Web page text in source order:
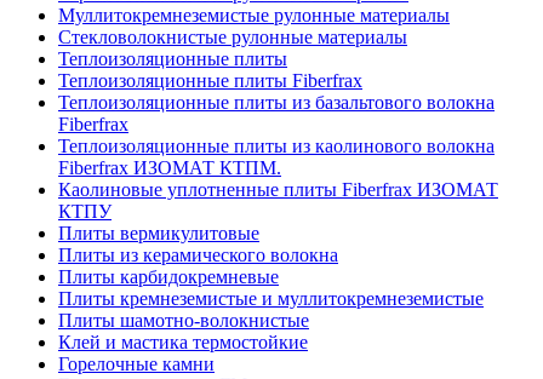
Муллитокремнеземистые рулонные материалы
Стекловолокнистые рулонные материалы
Тепло­изоляционные плиты
Теплоизоляционные плиты Fiberfrax
Теплоизоляционные плиты из базальтового волокна
Fiberfrax
Теплоизоляционные плиты из каолинового волокна
Fiberfrax ИЗОМАТ КТПМ.
Каолиновые уплотненные плиты Fiberfrax ИЗОМАТ
КТПУ
Плиты вермикулитовые
Плиты из керамического волокна
Плиты карбидокремневые
Плиты кремнеземистые и муллитокремнеземистые
Плиты шамотно-волокнистые
Клей и мастика термостойкие
Горелочные камни